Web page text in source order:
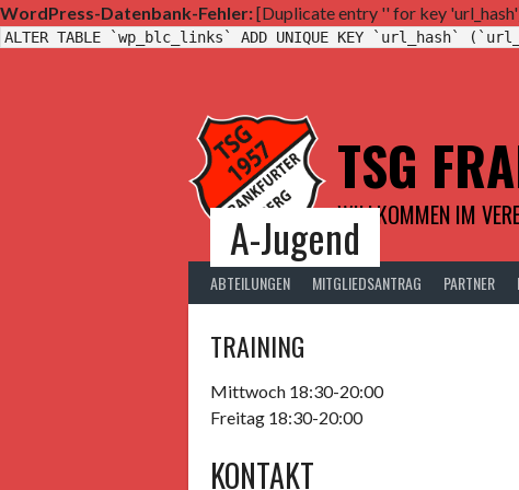
WordPress-Datenbank-Fehler:[Duplicate entry '' for key
ALTER TABLE `wp_blc_links` ADD UNIQUE KEY `url_hash`
TSG
WILLKOMMEN IM
ABTEILUNGEN MITGLIEDSANTRAG PARTNER
A-Jugend
TRAINING
Mittwoch 18:30-20:00
Freitag 18:30-20:00
KONTAKT